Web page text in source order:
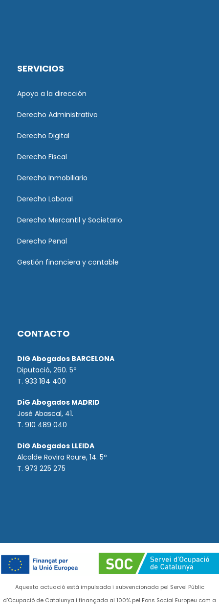
SERVICIOS
Apoyo a la dirección
Derecho Administrativo
Derecho Digital
Derecho Fiscal
Derecho Inmobiliario
Derecho Laboral
Derecho Mercantil y Societario
Derecho Penal
Gestión financiera y contable
CONTACTO
DiG Abogados BARCELONA
Diputació, 260. 5º
T. 933 184 400
DiG Abogados MADRID
José Abascal, 41.
T. 910 489 040
DiG Abogados LLEIDA
Alcalde Rovira Roure, 14. 5º
T. 973 225 275
Aquesta actuació està impulsada i subvencionada pel Servei Públic
d'Ocupació de Catalunya i finançada al 100% pel Fons Social Europeu com a